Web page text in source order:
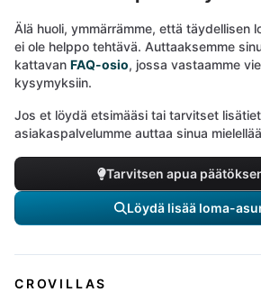
Älä huoli, ymmärrämme, että täydellisen
ei ole helppo tehtävä. Auttaaksemme
kattavan FAQ-osio, jossa vastaamme
kysymyksiin.
Jos et löydä etsimääsi tai tarvitset
asiakaspalvelumme auttaa sinua
Tarvitsen apua
Löydä lisää loma-
CROVILLAS